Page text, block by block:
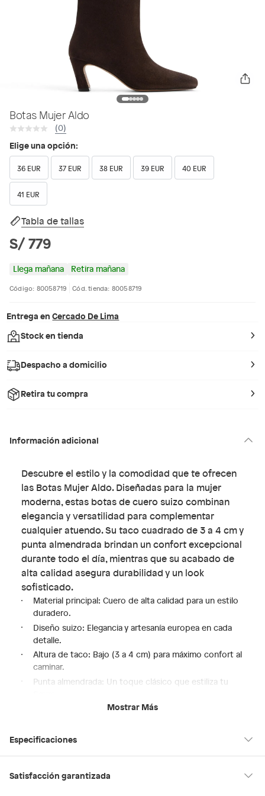
Botas Mujer Aldo
(0)
Elige una opción:
36 EUR 37 EUR 38 EUR 39 EUR 40 EUR
41 EUR
Tabla de tallas
S/ 779
Llega mañana Retira mañana
Código: 80058719 Cód. tienda: 80058719
Entrega en Cercado De Lima
Stock en tienda
Despacho a domicilio
Retira tu compra
Información adicional
Descubre el estilo y la comodidad que te ofrecen
las Botas Mujer Aldo. Diseñadas para la mujer
moderna, estas botas de cuero suizo combinan
elegancia y versatilidad para complementar
cualquier atuendo. Su taco cuadrado de 3 a 4 cm y
punta almendrada brindan un confort excepcional
durante todo el día, mientras que su acabado de
alta calidad asegura durabilidad y un look
sofisticado.
Material principal: Cuero de alta calidad para un estilo
duradero.
Diseño suizo: Elegancia y artesanía europea en cada
detalle.
Altura de taco: Bajo (3 a 4 cm) para máximo confort al
caminar.
Punta almendrada: Un toque clásico que estiliza tu
Plantilla de poliuretano: Suavidad y soporte para tus
Estas botas son la elección perfecta para añadir un
calzado diseñado para ofrecerte bienestar sin sacrificar
el estilo.
Mostrar Más
Especificaciones
Condicion del
Satisfacción garantizada